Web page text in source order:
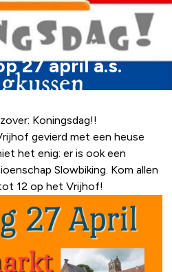
27 april a.s.
Koningsdag!!
gevierd met een heuse
het enig: er is ook een
Slowbiking. Kom allen
12 op het Vrijhof!